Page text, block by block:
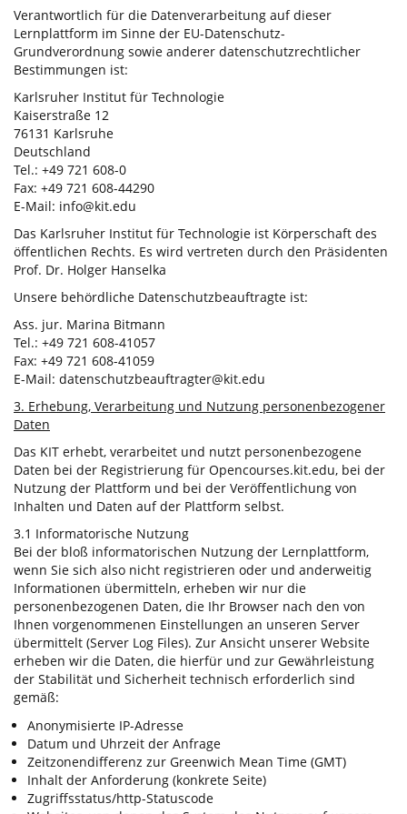
Verantwortlich für die Datenverarbeitung auf dieser
Lernplattform im Sinne der EU-Datenschutz-
Grundverordnung sowie anderer datenschutzrechtlicher
Bestimmungen ist:
Karlsruher Institut für Technologie
Kaiserstraße 12
76131 Karlsruhe
Deutschland
Tel.: +49 721 608-0
Fax: +49 721 608-44290
E-Mail: info@kit.edu
Das Karlsruher Institut für Technologie ist Körperschaft des
öffentlichen Rechts. Es wird vertreten durch den Präsidenten
Prof. Dr. Holger Hanselka
Unsere behördliche Datenschutzbeauftragte ist:
Ass. jur. Marina Bitmann
Tel.: +49 721 608-41057
Fax: +49 721 608-41059
E-Mail: datenschutzbeauftragter@kit.edu
3. Erhebung, Verarbeitung und Nutzung personenbezogener
Daten
Das KIT erhebt, verarbeitet und nutzt personenbezogene
Daten bei der Registrierung für Opencourses.kit.edu, bei der
Nutzung der Plattform und bei der Veröffentlichung von
Inhalten und Daten auf der Plattform selbst.
3.1 Informatorische Nutzung
Bei der bloß informatorischen Nutzung der Lernplattform,
wenn Sie sich also nicht registrieren oder und anderweitig
Informationen übermitteln, erheben wir nur die
personenbezogenen Daten, die Ihr Browser nach den von
Ihnen vorgenommenen Einstellungen an unseren Server
übermittelt (Server Log Files). Zur Ansicht unserer Website
erheben wir die Daten, die hierfür und zur Gewährleistung
der Stabilität und Sicherheit technisch erforderlich sind
gemäß:
Anonymisierte IP-Adresse
Datum und Uhrzeit der Anfrage
Zeitzonendifferenz zur Greenwich Mean Time (GMT)
Inhalt der Anforderung (konkrete Seite)
Zugriffsstatus/http-Statuscode